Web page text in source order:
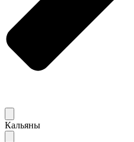
Кальяны